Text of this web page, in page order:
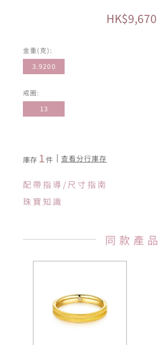
HK$9,670
金重(克):
3.9200
戒圈:
13
庫存 1件 查看分行庫存
配帶指導/尺寸指南
珠寶知識
同款產品